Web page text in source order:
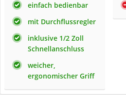
einfach bedienbar
mit Durchflussregler
inklusive 1/2 Zoll
Schnellanschluss
weicher,
ergonomischer Griff